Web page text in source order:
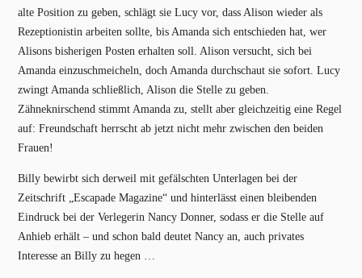
alte Position zu geben, schlägt sie Lucy vor, dass Alison wieder als
Rezeptionistin arbeiten sollte, bis Amanda sich entschieden hat, wer
Alisons bisherigen Posten erhalten soll. Alison versucht, sich bei
Amanda einzuschmeicheln, doch Amanda durchschaut sie sofort. Lucy
zwingt Amanda schließlich, Alison die Stelle zu geben.
Zähneknirschend stimmt Amanda zu, stellt aber gleichzeitig eine Regel
auf: Freundschaft herrscht ab jetzt nicht mehr zwischen den beiden
Frauen!
Billy bewirbt sich derweil mit gefälschten Unterlagen bei der
Zeitschrift „Escapade Magazine“ und hinterlässt einen bleibenden
Eindruck bei der Verlegerin Nancy Donner, sodass er die Stelle auf
Anhieb erhält – und schon bald deutet Nancy an, auch privates
Interesse an Billy zu hegen …